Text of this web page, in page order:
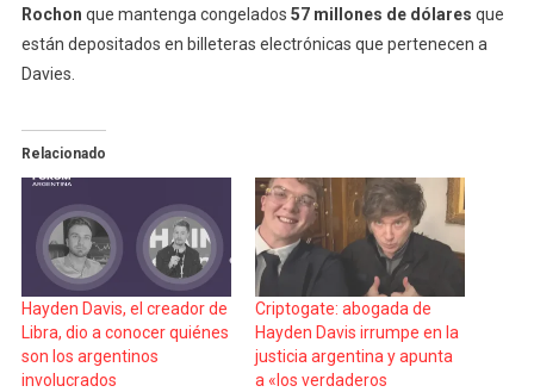
Rochon que mantenga congelados 57 millones de dólares que
están depositados en billeteras electrónicas que pertenecen a
Davies.
Relacionado
Hayden Davis, el creador de
Libra, dio a conocer quiénes
son los argentinos
involucrados
Criptogate: abogada de
Hayden Davis irrumpe en la
justicia argentina y apunta
a «los verdaderos